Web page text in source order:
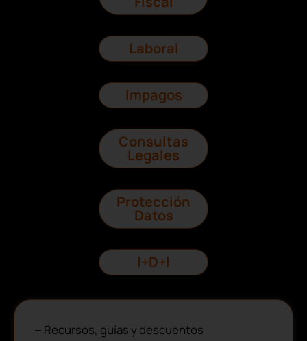
Laboral
Impagos
Consultas
Legales
Protección
Datos
I+D+I
Recursos, guías y descuentos